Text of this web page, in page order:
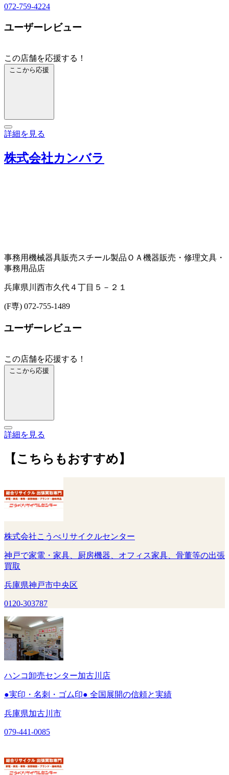
072-759-4224
ユーザーレビュー
この店舗を応援する！
ここから応援
詳細を見る
株式会社カンバラ
事務用機械器具販売スチール製品 ＯＡ機器販売・修理文具・
事務用品店
兵庫県川西市久代４丁目５－２１
(F専) 072-755-1489
ユーザーレビュー
この店舗を応援する！
ここから応援
詳細を見る
【こちらもおすすめ】
株式会社こうべリサイクルセンター
神戸で家電・家具、厨房機器、オフィス家具、骨董等の出張
買取
兵庫県神戸市中央区
0120-303787
ハンコ卸売センター加古川店
●実印・名刺・ゴム印● 全国展開の信頼と実績
兵庫県加古川市
079-441-0085